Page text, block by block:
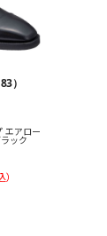
）
エアロー
ック
）